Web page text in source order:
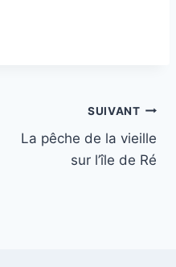
SUIVANT
La pêche de la vieille
sur l’île de Ré